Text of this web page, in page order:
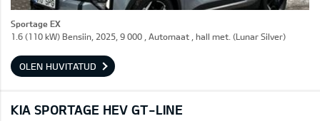
Sportage EX
1.6 (110 kW) Bensiin, 2025, 9 000 , Automaat , hall met. (Lunar Silver)
OLEN HUVITATUD
KIA SPORTAGE HEV GT-LINE